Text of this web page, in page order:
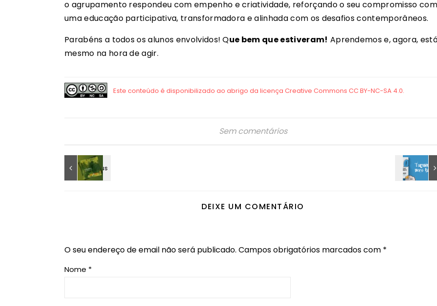
o agrupamento respondeu com empenho e criatividade, reforçando o seu compromisso com
uma educação participativa, transformadora e alinhada com os desafios contemporâneos.
Parabéns a todos os alunos envolvidos! Que bem que estiveram! Aprendemos e, agora,
mesmo na hora de agir.
Sem comentários
DEIXE UM COMENTÁRIO
O seu endereço de email não será publicado. Campos obrigatórios marcados com *
Nome *